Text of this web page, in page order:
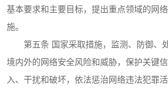
基本要求和主要目标，提出重点领域的网
施。
第五条 国家采取措施，监测、防御、
境内外的网络安全风险和威胁，保护关键
入、干扰和破坏，依法惩治网络违法犯罪